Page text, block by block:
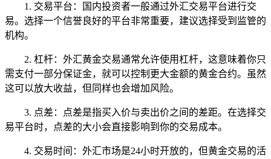
1. 交易平台：国内投资者一般通过外汇交易平台进行交
易。选择一个信誉良好的平台非常重要，建议选择受到监管的
机构。
2. 杠杆：外汇黄金交易通常允许使用杠杆，这意味着你只
需支付一部分保证金，就可以控制更大金额的黄金合约。虽然
这可以放大收益，但同样也会增加风险。
3. 点差：点差是指买入价与卖出价之间的差距。在选择交
易平台时，点差的大小会直接影响到你的交易成本。
4. 交易时间：外汇市场是24小时开放的，但黄金交易的活